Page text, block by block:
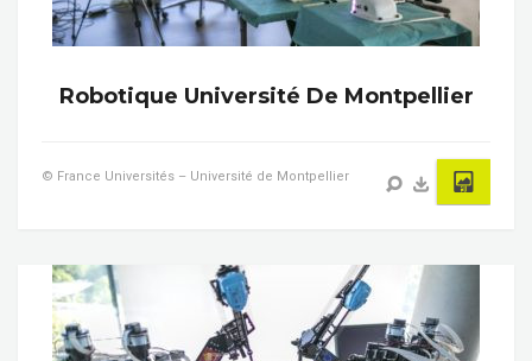
Robotique Université De Montpellier
© France Universités – Université de Montpellier